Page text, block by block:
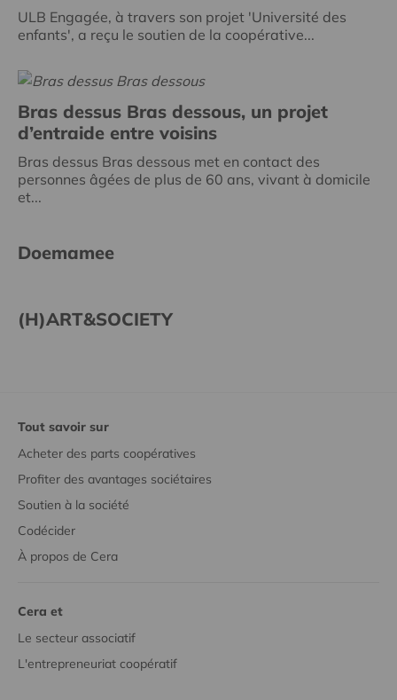
ULB Engagée, à travers son projet 'Université des
enfants', a reçu le soutien de la coopérative...
Bras dessus Bras dessous, un projet
d’entraide entre voisins
Bras dessus Bras dessous met en contact des
personnes âgées de plus de 60 ans, vivant à domicile
et...
Doemamee
(H)ART&SOCIETY
Tout savoir sur
Acheter des parts coopératives
Profiter des avantages sociétaires
Soutien à la société
Codécider
À propos de Cera
Cera et
Le secteur associatif
L'entrepreneuriat coopératif